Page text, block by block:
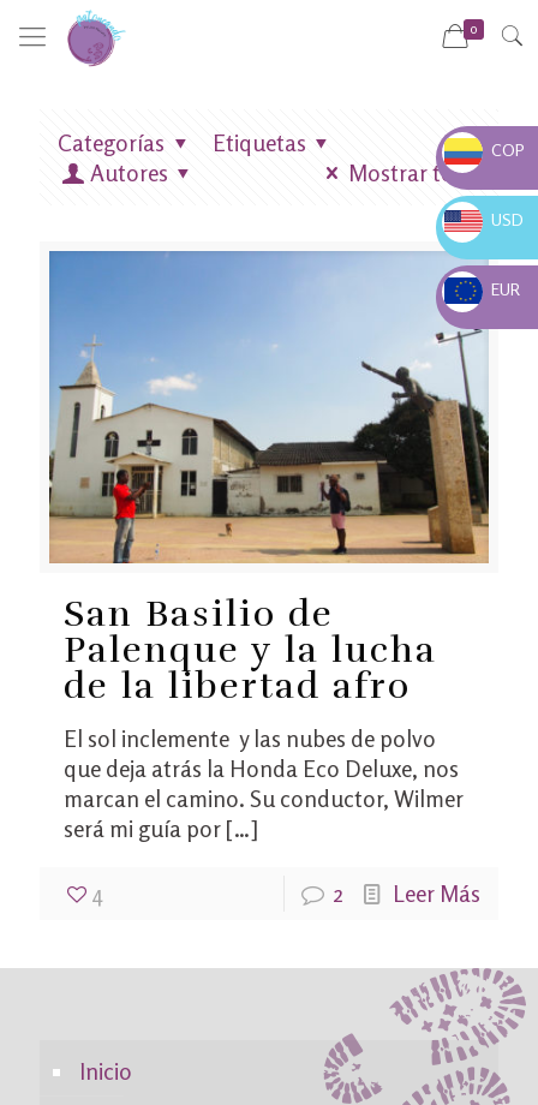
0
Categorías
Etiquetas
Autores
Mostrar todo
San Basilio de
Palenque y la lucha
de la libertad afro
El sol inclemente y las nubes de polvo
que deja atrás la Honda Eco Deluxe, nos
marcan el camino. Su conductor, Wilmer
será mi guía por […]
4 2 Leer Más
Inicio
COP $
COP
USD $
USD
EUR €
EUR